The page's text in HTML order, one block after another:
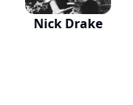
Nick Drake